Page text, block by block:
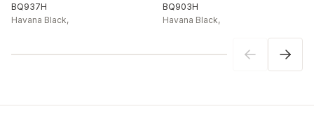
BQ937H
Havana Black,
BQ903H
Havana Black,